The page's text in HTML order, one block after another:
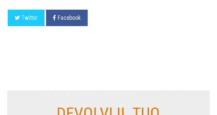
Twitter Facebook